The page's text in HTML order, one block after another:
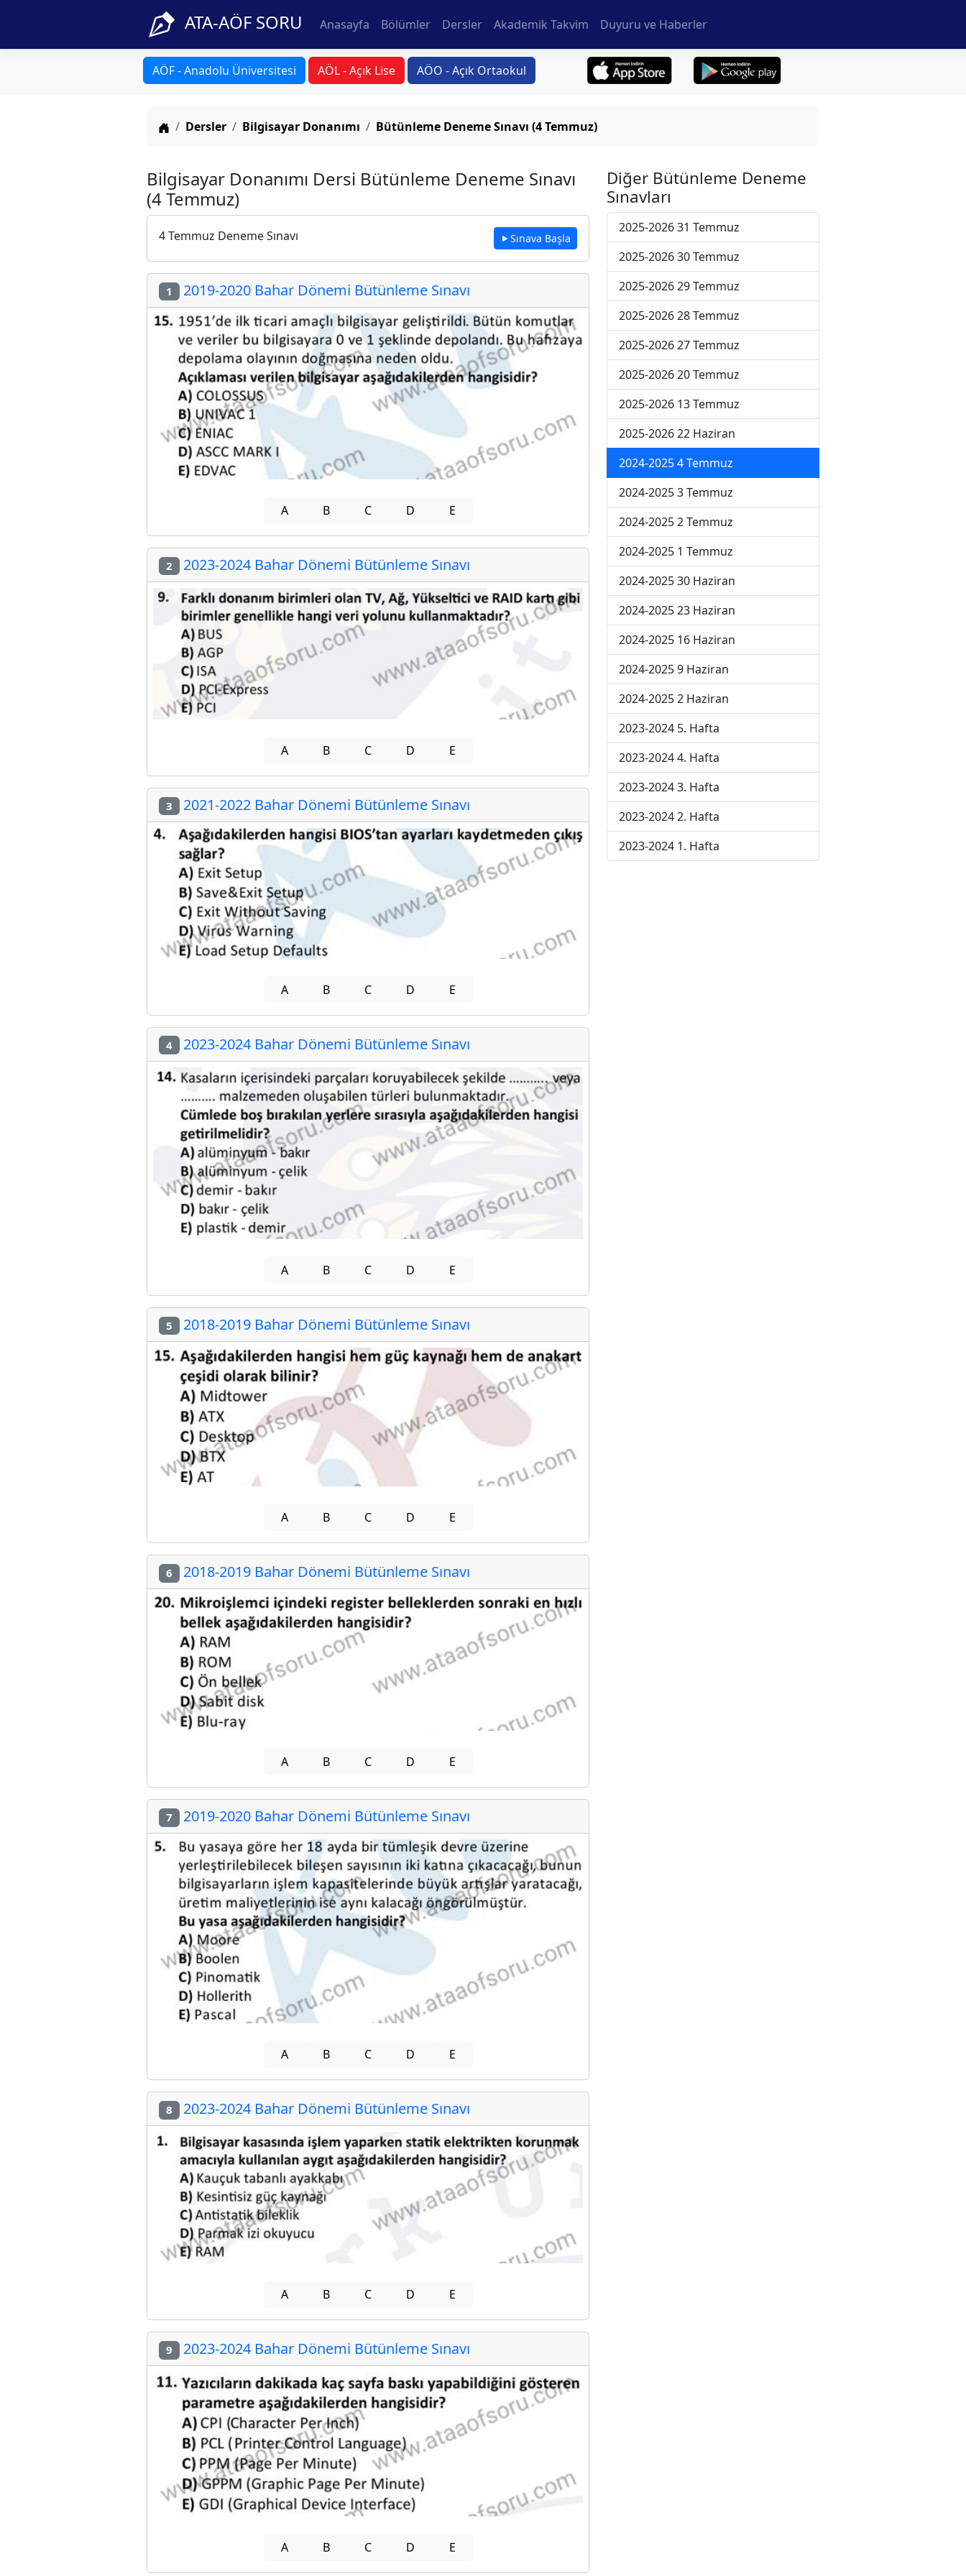
ATA-AÖF SORU Anasayfa Bölümler Dersler Akademik Takvim Duyuru ve Haberler
AÖF - Anadolu Üniversitesi AÖL - Açık Lise AÖO - Açık Ortaokul
Anasayfa
Dersler Bilgisayar Donanımı Bütünleme Deneme Sınavı (4 Temmuz)
Bilgisayar Donanımı Dersi Bütünleme Deneme Sınavı
(4 Temmuz)
4 Temmuz Deneme Sınavı Sınava Başla
1 2019-2020 Bahar Dönemi Bütünleme Sınavı
A B C D E
2 2023-2024 Bahar Dönemi Bütünleme Sınavı
A B C D E
3 2021-2022 Bahar Dönemi Bütünleme Sınavı
A B C D E
4 2023-2024 Bahar Dönemi Bütünleme Sınavı
A B C D E
5 2018-2019 Bahar Dönemi Bütünleme Sınavı
A B C D E
6 2018-2019 Bahar Dönemi Bütünleme Sınavı
A B C D E
7 2019-2020 Bahar Dönemi Bütünleme Sınavı
A B C D E
8 2023-2024 Bahar Dönemi Bütünleme Sınavı
A B C D E
9 2023-2024 Bahar Dönemi Bütünleme Sınavı
A B C D E
Diğer Bütünleme Deneme
Sınavları
2025-2026 31 Temmuz
2025-2026 30 Temmuz
2025-2026 29 Temmuz
2025-2026 28 Temmuz
2025-2026 27 Temmuz
2025-2026 20 Temmuz
2025-2026 13 Temmuz
2025-2026 22 Haziran
2024-2025 4 Temmuz
2024-2025 3 Temmuz
2024-2025 2 Temmuz
2024-2025 1 Temmuz
2024-2025 30 Haziran
2024-2025 23 Haziran
2024-2025 16 Haziran
2024-2025 9 Haziran
2024-2025 2 Haziran
2023-2024 5. Hafta
2023-2024 4. Hafta
2023-2024 3. Hafta
2023-2024 2. Hafta
2023-2024 1. Hafta